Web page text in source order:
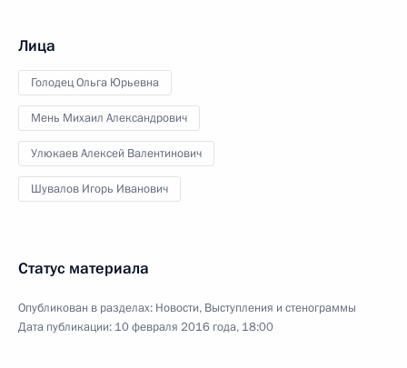
Лица
Голодец Ольга Юрьевна
Мень Михаил Александрович
Улюкаев Алексей Валентинович
Шувалов Игорь Иванович
Статус материала
Опубликован в разделах: Новости, Выступления и стенограммы
Дата публикации: 10 февраля 2016 года, 18:00